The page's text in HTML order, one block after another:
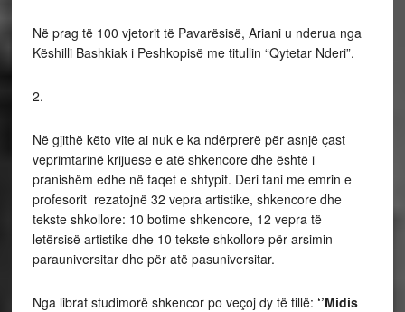
Në prag të 100 vjetorit të Pavarësisë, Ariani u nderua nga
Këshilli Bashkiak i Peshkopisë me titullin “Qytetar Nderi”.
2.
Në gjithë këto vite ai nuk e ka ndërprerë për asnjë çast
veprimtarinë krijuese e atë shkencore dhe është i
pranishëm edhe në faqet e shtypit. Deri tani me emrin e
profesorit rezatojnë 32 vepra artistike, shkencore dhe
tekste shkollore: 10 botime shkencore, 12 vepra të
letërsisë artistike dhe 10 tekste shkollore për arsimin
parauniversitar dhe për atë pasuniversitar.
Nga librat studimorë shkencor po veçoj dy të tillë: ‘’Midis